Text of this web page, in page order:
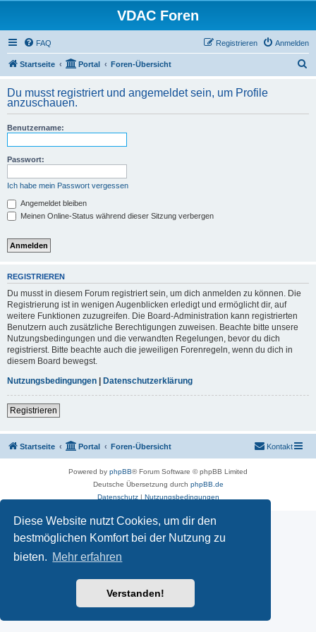
Diese Website nutzt Cookies, um dir den
bestmöglichen Komfort bei der Nutzung zu
bieten. Mehr erfahren
Verstanden!
VDAC Foren
FAQ Anmelden
Registrieren
Startseite Portal Foren-Übersicht
h
Du musst registriert und angemeldet sein, um Profile
anzuschauen.
Benutzername:
Passwort:
Ich habe mein Passwort vergessen
Angemeldet bleiben
Meinen Online-Status während dieser Sitzung verbergen
REGISTRIEREN
Du musst in diesem Forum registriert sein, um dich anmelden zu können. Die
Registrierung ist in wenigen Augenblicken erledigt und ermöglicht dir, auf
weitere Funktionen zuzugreifen. Die Board-Administration kann registrierten
Benutzern auch zusätzliche Berechtigungen zuweisen. Beachte bitte unsere
Nutzungsbedingungen und die verwandten Regelungen, bevor du dich
registrierst. Bitte beachte auch die jeweiligen Forenregeln, wenn du dich in
diesem Board bewegst.
Nutzungsbedingungen | Datenschutzerklärung
Registrieren
Startseite Portal Foren-Übersicht Kontakt
Powered by phpBB® Forum Software © phpBB Limited
Deutsche Übersetzung durch phpBB.de
Datenschutz| Nutzungsbedingungen